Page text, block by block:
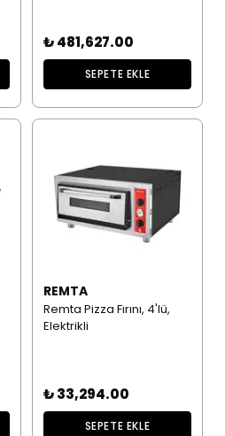
₺ 481,627.00
SEPETE EKLE
REMTA
Remta Pizza Fırını, 4'lü,
Elektrikli
₺ 33,294.00
SEPETE EKLE